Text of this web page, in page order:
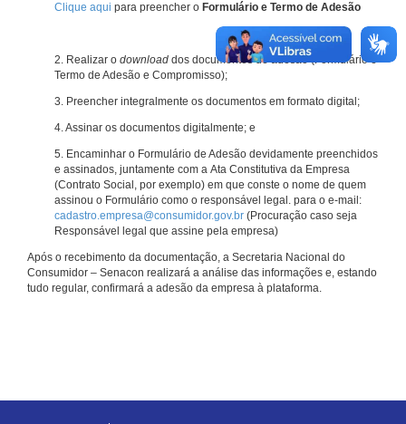
Clique aqui para preencher o Formulário e Termo de Adesão
2. Realizar o download dos documentos de adesão (Formulário e
Termo de Adesão e Compromisso);
3. Preencher integralmente os documentos em formato digital;
4. Assinar os documentos digitalmente; e
5. Encaminhar o Formulário de Adesão devidamente preenchidos
e assinados, juntamente com a Ata Constitutiva da Empresa
(Contrato Social, por exemplo) em que conste o nome de quem
assinou o Formulário como o responsável legal. para o e-mail:
cadastro.empresa@consumidor.gov.br (Procuração caso seja
Responsável legal que assine pela empresa)
Após o recebimento da documentação, a Secretaria Nacional do
Consumidor – Senacon realizará a análise das informações e, estando
tudo regular, confirmará a adesão da empresa à plataforma.